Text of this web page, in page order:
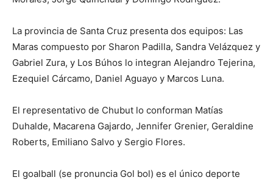
La provincia de Santa Cruz presenta dos equipos: Las
Maras compuesto por Sharon Padilla, Sandra Velázquez y
Gabriel Zura, y Los Búhos lo integran Alejandro Tejerina,
Ezequiel Cárcamo, Daniel Aguayo y Marcos Luna.
El representativo de Chubut lo conforman Matías
Duhalde, Macarena Gajardo, Jennifer Grenier, Geraldine
Roberts, Emiliano Salvo y Sergio Flores.
El goalball (se pronuncia Gol bol) es el único deporte